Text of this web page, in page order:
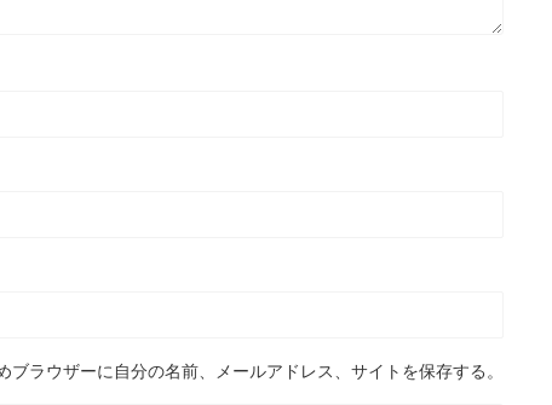
ブラウザーに自分の名前、メールアドレス、サイトを保存する。